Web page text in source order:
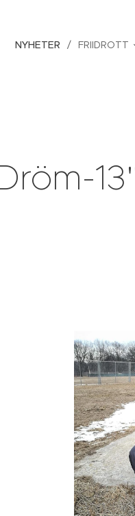
NYHETER FRIIDROTT